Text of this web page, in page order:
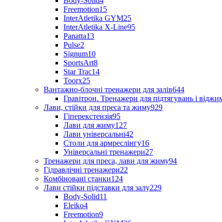
Freemotion15
InterAtletika GYM25
InterAtletika X-Line95
Panatta13
Pulse2
Signum10
SportsArt8
Star Trac14
Toorx25
Вантажно-блочні тренажери для залів644
Гравітрон. Тренажери для підтягувань і
Лави, стійки для преса та жиму929
Гіперекстензія95
Лави для жиму127
Лави універсальні42
Столи для армреслінгу16
Універсальні тренажери27
Тренажери для преса, лави для жиму94
Гідравлічні тренажери22
Комбіновані станки124
Лави стійки підставки для залу229
Body-Solid11
Eleiko4
Freemotion9